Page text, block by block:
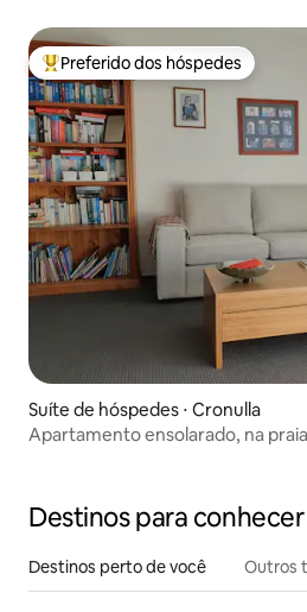
Entre os melhores preferidos dos
Preferido dos hóspedes
Suíte de hóspedes ⋅ Cronulla
Apartamento ensolarado, na
Destinos para conhecer
Destinos perto de você Outros